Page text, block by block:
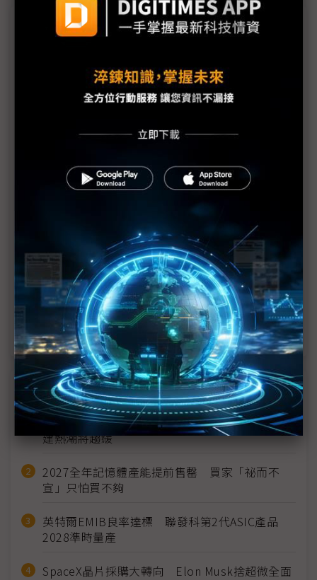
議題精選－右駕島國將迎左駕車入境
「逆向進口」戰局
日本車廠擴大導入美製車 回應美日關稅談判承諾
右駕島國將迎左駕車 英國、日本接納美規車背後的
日系車廠逆向輸入美規車 日本車市掀左駕右駕交鋒
日美關稅協議簡化認證程序 本田兩款美產車2H26回
本田啟動電動車逆向輸入戰略 2026年首度引進中製
EV返日銷售
豐田首款美製電動車亮相 電池採購在地化比重拉升
近７天熱門報導
MLCC訂單過熱、出貨比創高 村田示警全球AI基
建熱潮將趨緩
2027全年記憶體產能提前售罄 買家「祕而不
宣」只怕買不夠
英特爾EMIB良率達標 聯發科第2代ASIC產品
2028準時量產
SpaceX晶片採購大轉向 Elon Musk捨超微全面